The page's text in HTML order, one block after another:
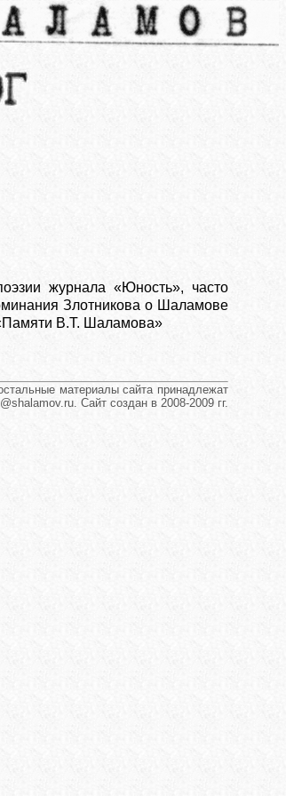
журнала «Юность», часто
Злотникова о Шаламове
В.Т. Шаламова»
материалы сайта принадлежат
Сайт создан в 2008-2009 гг.